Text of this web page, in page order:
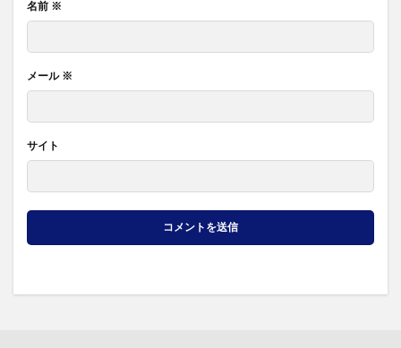
名前 ※
メール ※
サイト